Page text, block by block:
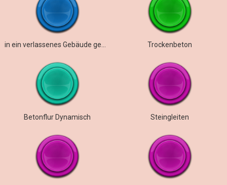
Trockenbeton
Betonflur Dynamisch Steingleiten